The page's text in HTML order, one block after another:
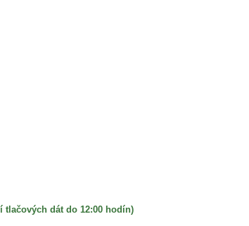
tlačových dát do 12:00 hodín)